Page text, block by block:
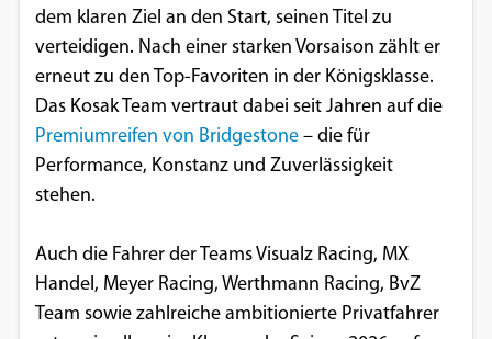
dem klaren Ziel an den Start, seinen Titel zu
verteidigen. Nach einer starken Vorsaison zählt er
erneut zu den Top-Favoriten in der Königsklasse.
Das Kosak Team vertraut dabei seit Jahren auf die
Premiumreifen von Bridgestone– die für
Performance, Konstanz und Zuverlässigkeit
stehen.
Auch die Fahrer der Teams Visualz Racing, MX
Handel, Meyer Racing, Werthmann Racing, BvZ
Team sowie zahlreiche ambitionierte Privatfahrer